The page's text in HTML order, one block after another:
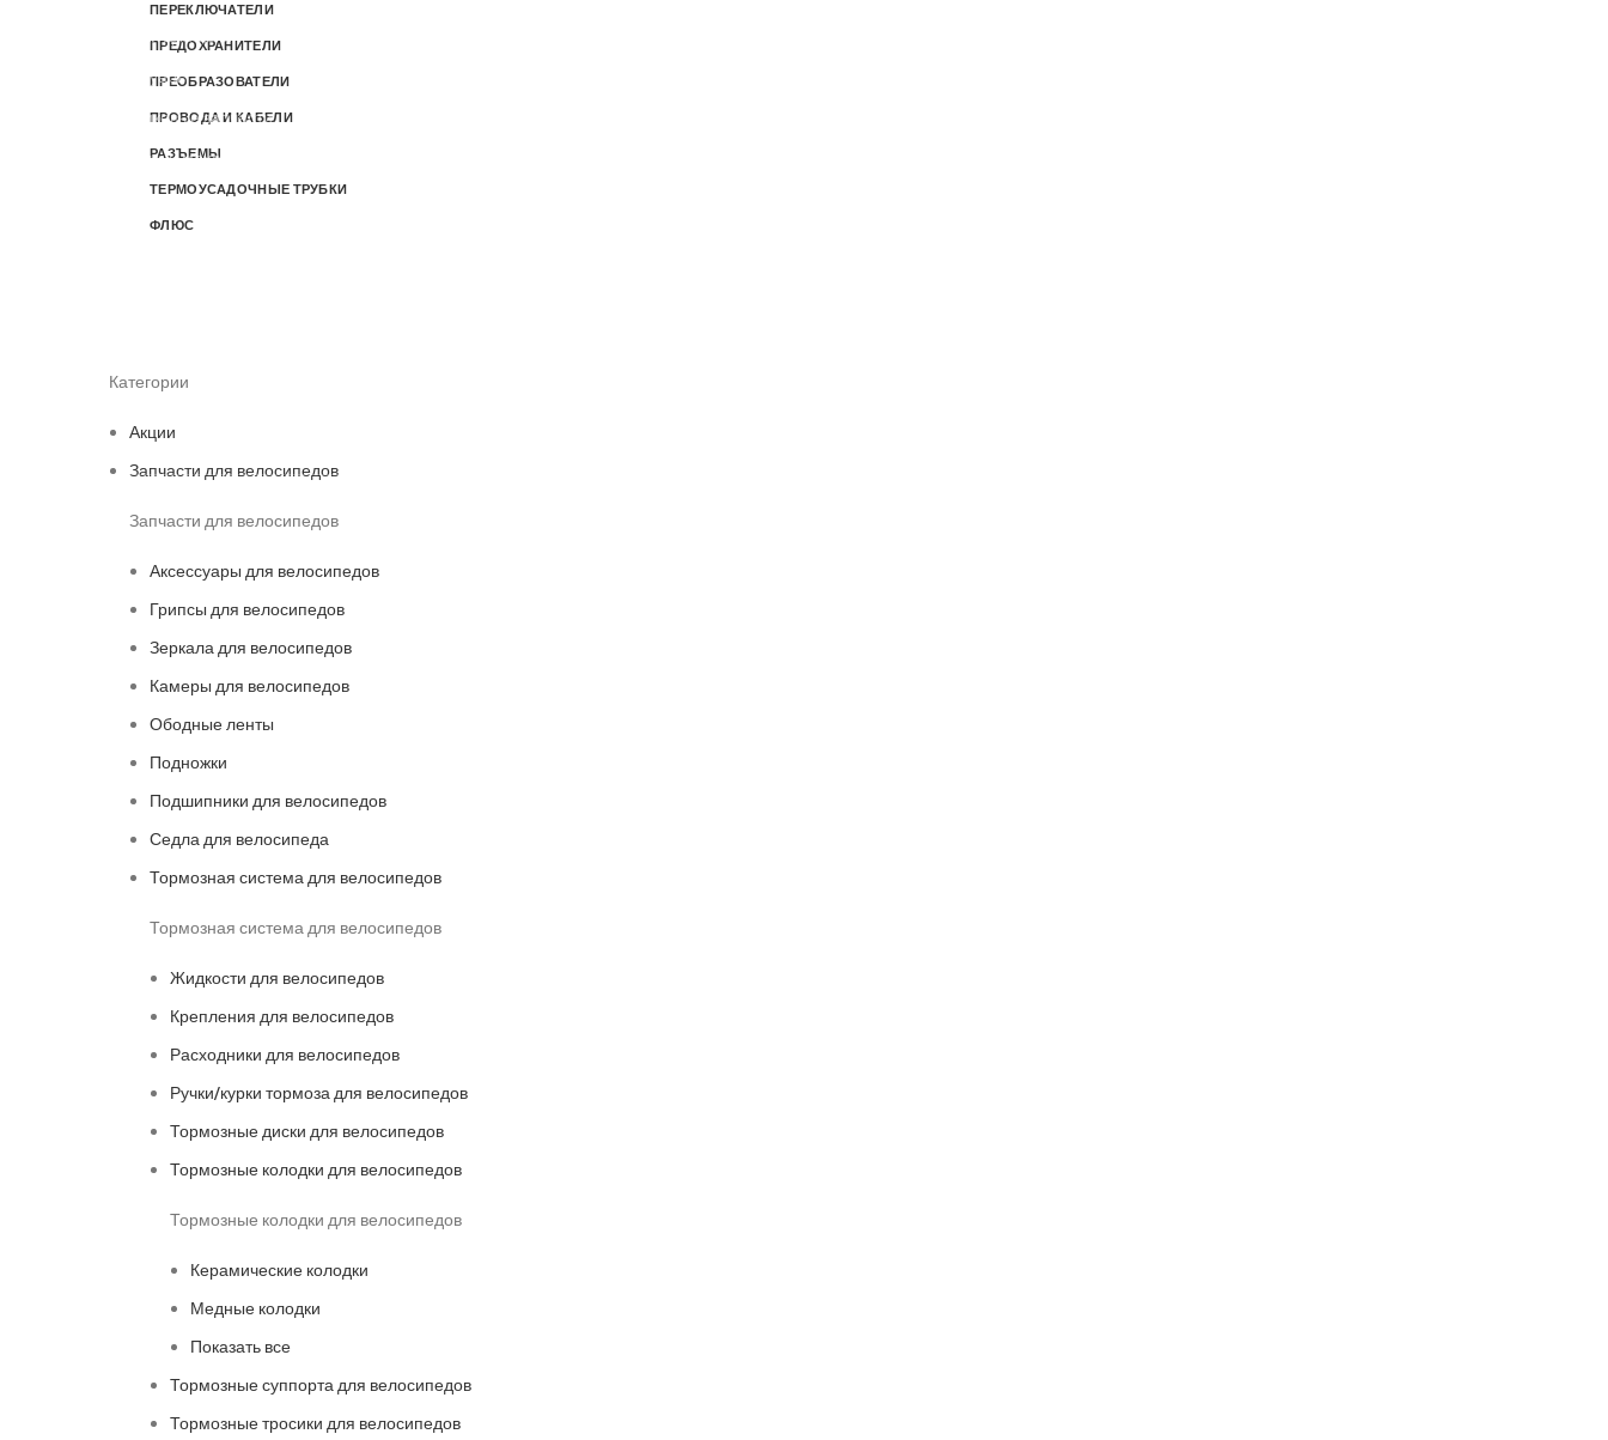
ПЕРЕКЛЮЧАТЕЛИ
ПРЕДОХРАНИТЕЛИ
ПРЕОБРАЗОВАТЕЛИ
ПРОВОДА И КАБЕЛИ
РАЗЪЕМЫ
ТЕРМОУСАДОЧНЫЕ ТРУБКИ
ФЛЮС
Категории
Акции
Запчасти для велосипедов
Запчасти для велосипедов
Аксессуары для велосипедов
Грипсы для велосипедов
Зеркала для велосипедов
Камеры для велосипедов
Ободные ленты
Подножки
Подшипники для велосипедов
Седла для велосипеда
Тормозная система для велосипедов
Тормозная система для велосипедов
Жидкости для велосипедов
Крепления для велосипедов
Расходники для велосипедов
Ручки/курки тормоза для велосипедов
Тормозные диски для велосипедов
Тормозные колодки для велосипедов
Тормозные колодки для велосипедов
Керамические колодки
Медные колодки
Показать все
Тормозные суппорта для велосипедов
Тормозные тросики для велосипедов
Коврики для деки
Аксессуары
Пластиковые запчасти
Крепежи и механизмы
Грипсы